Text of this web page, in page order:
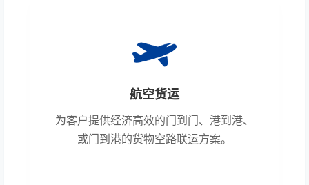
航空货运
为客户提供经济高效的门到门、港到港、
或门到港的货物空路联运方案。